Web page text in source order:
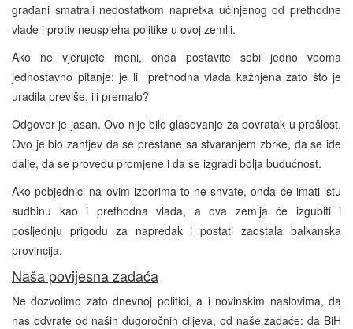
građani smatrali nedostatkom napretka učinjenog od prethodne
vlade i protiv neuspjeha politike u ovoj zemlji.
Ako ne vjerujete meni, onda postavite sebi jedno veoma
jednostavno pitanje: je li prethodna vlada kažnjena zato što je
uradila previše, ili premalo?
Odgovor je jasan. Ovo nije bilo glasovanje za povratak u prošlost.
Ovo je bio zahtjev da se prestane sa stvaranjem zbrke, da se ide
dalje, da se provedu promjene i da se izgradi bolja budućnost.
Ako pobjednici na ovim izborima to ne shvate, onda će imati istu
sudbinu kao i prethodna vlada, a ova zemlja će izgubiti i
posljednju prigodu za napredak i postati zaostala balkanska
provincija.
Naša povijesna zadaća
Ne dozvolimo zato dnevnoj politici, a i novinskim naslovima, da
nas odvrate od naših dugoročnih ciljeva, od naše zadaće: da BiH